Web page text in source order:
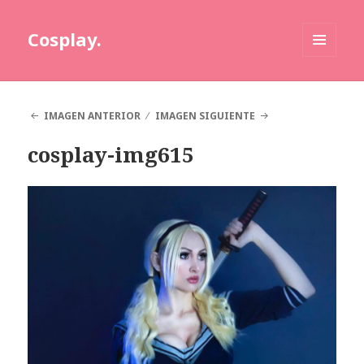
Cosplay.
IMAGEN ANTERIOR
IMAGEN SIGUIENTE
cosplay-img615